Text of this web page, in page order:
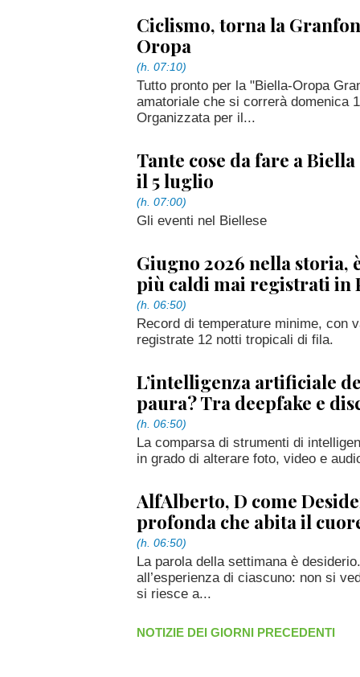
Ciclismo, torna la
Oropa
(h. 07:10)
Tutto pronto per la "Biella-Oropa
amatoriale che si correrà domenica
Organizzata per il...
Tante cose da fare a
il 5 luglio
(h. 07:00)
Gli eventi nel Biellese
Giugno 2026 nella storia,
più caldi mai registrati in
(h. 06:50)
Record di temperature minime, con
registrate 12 notti tropicali di fila.
L’intelligenza artificiale
paura? Tra deepfake e
(h. 06:50)
La comparsa di strumenti di
in grado di alterare foto, video e
AlfAlberto, D come
profonda che abita il
(h. 06:50)
La parola della settimana è
all’esperienza di ciascuno: non si
si riesce a...
NOTIZIE DEI GIORNI PRECEDENTI